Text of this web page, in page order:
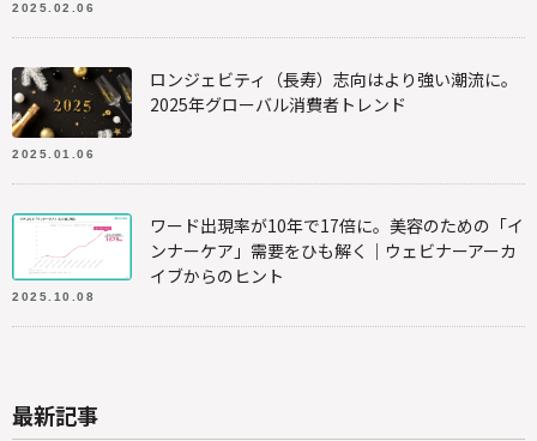
2025.02.06
2025.01.06
ロンジェビティ（長寿）志向はより強い潮流に。
2025年グローバル消費者トレンド
2025.10.08
ワード出現率が10年で17倍に。美容のための「イ
ンナーケア」需要をひも解く｜ウェビナーアーカ
イブからのヒント
最新記事